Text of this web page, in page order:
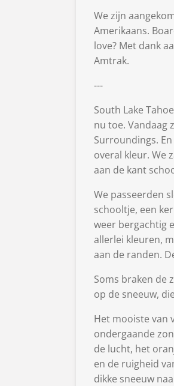
We zijn
Amerikaans.
love? Met dank
Amtrak.
---
South Lake
nu toe. Vandaag
Surroundings.
overal kleur. We
aan de kant
We passeerden
schooltje, een
weer bergachtig
allerlei kleuren,
aan de randen.
Soms braken de
op de sneeuw,
Het mooiste van
ondergaande
de lucht, het
en de ruigheid
dikke sneeuw